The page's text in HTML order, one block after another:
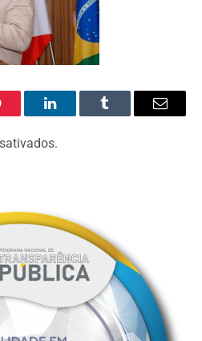
O
LinkedIn
Tumblr
E-